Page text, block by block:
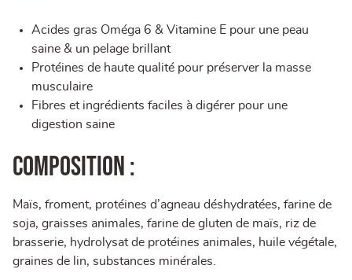
Acides gras Oméga 6 & Vitamine E pour une peau
saine & un pelage brillant
Protéines de haute qualité pour préserver la masse
musculaire
Fibres et ingrédients faciles à digérer pour une
digestion saine
COMPOSITION :
Maïs, froment, protéines d’agneau déshydratées, farine de
soja, graisses animales, farine de gluten de maïs, riz de
brasserie, hydrolysat de protéines animales, huile végétale,
graines de lin, substances minérales.